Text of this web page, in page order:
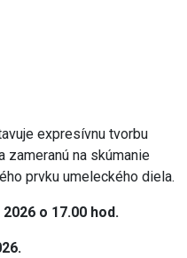
expresívnu tvorbu
zameranú na skúmanie
prvku umeleckého diela.
o 17.00 hod.